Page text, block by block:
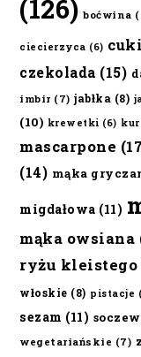
(126) boćwina
ciecierzyca (6)
czekolada (15)
imbir (7) jabłka (8)
(10) krewetki (6)
mascarpone
(14) mąka
migdałowa (11)
mąka owsiana
ryżu kleistego
włoskie (8) pistacje
sezam (11)
wegetariańskie (7)